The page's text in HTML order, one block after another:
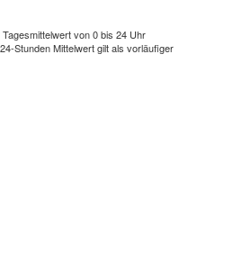
von 0 bis 24 Uhr
Stunden Mittelwert gilt als vorläufiger